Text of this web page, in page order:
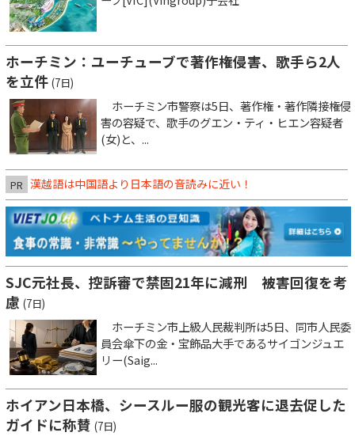
ホーチミン：ユーチューブで著作権侵害、歌手ら2人
を立件 (7日)
ホーチミン市警察は5日、著作権・著作隣接権侵
害の容疑で、歌手のグエン・ティ・ヒエン容疑者
(女)と、...
PR 漢越語は中国語より日本語の音読みに近い！
SJC元社長、控訴審で禁固21年に減刑 被害回復を考
慮 (7日)
ホーチミン市上級人民裁判所は5日、同市人民委
員会傘下の金・宝飾品大手であるサイゴンジュエ
リー(Saig...
ホイアン日本橋、シースルー服の観光客に退去促した
ガイドに称賛 (7日)